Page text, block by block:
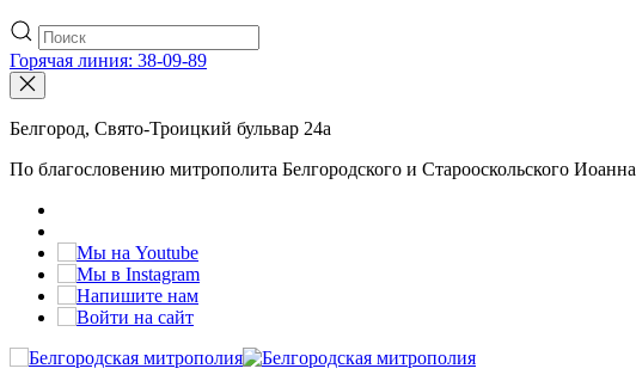
Горячая линия: 38-09-89
Белгород, Свято-Троицкий бульвар 24а
По благословению митрополита Белгородского и Старооскольского Иоанна